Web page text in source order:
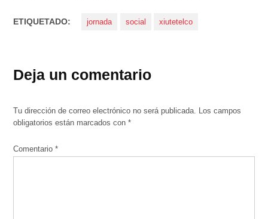
ETIQUETADO: jornada social xiutetelco
Deja un comentario
Tu dirección de correo electrónico no será publicada.
Los campos
obligatorios están marcados con*
Comentario*